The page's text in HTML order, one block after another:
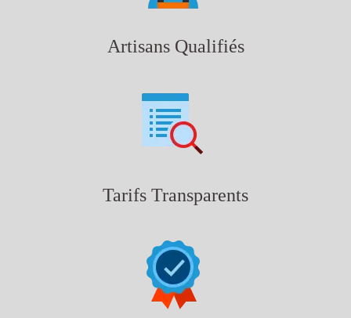
Artisans Qualifiés
Tarifs Transparents